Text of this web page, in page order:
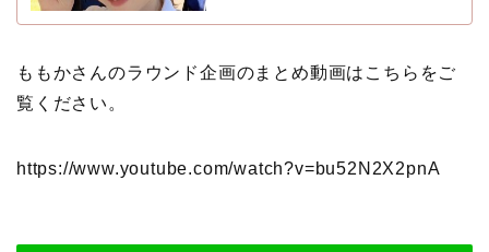
ももかさんのラウンド企画のまとめ動画はこちらをご
覧ください。
https://www.youtube.com/watch?v=bu52N2X2pnA